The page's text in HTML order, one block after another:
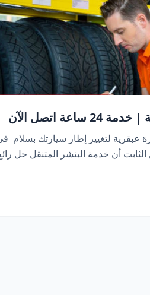
اتصل الآن
عبقرية لتغيير إطار سيارتك بسلام
أن خدمة البنشر المتنقل حل